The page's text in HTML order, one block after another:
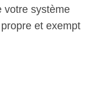
votre système
et exempt